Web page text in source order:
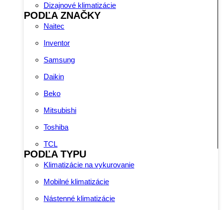
Dizajnové klimatizácie
PODĽA ZNAČKY
Naitec
Inventor
Samsung
Daikin
Beko
Mitsubishi
Toshiba
TCL
PODĽA TYPU
Klimatizácie na vykurovanie
Mobilné klimatizácie
Nástenné klimatizácie